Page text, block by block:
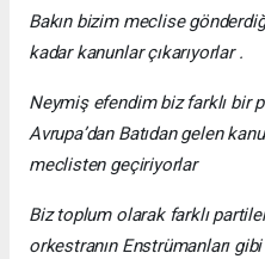
Bakın bizim meclise
kadar kanunlar çıkarıyorlar .
Neymiş efendim biz farklı bir
Avrupa’dan Batıdan gelen
meclisten geçiriyorlar
Biz toplum olarak farklı
orkestranın Enstrümanları